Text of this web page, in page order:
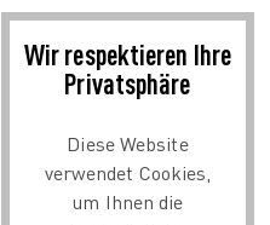
Wir respektieren Ihre
Privatsphäre
Diese Website
verwendet Cookies,
um Ihnen die